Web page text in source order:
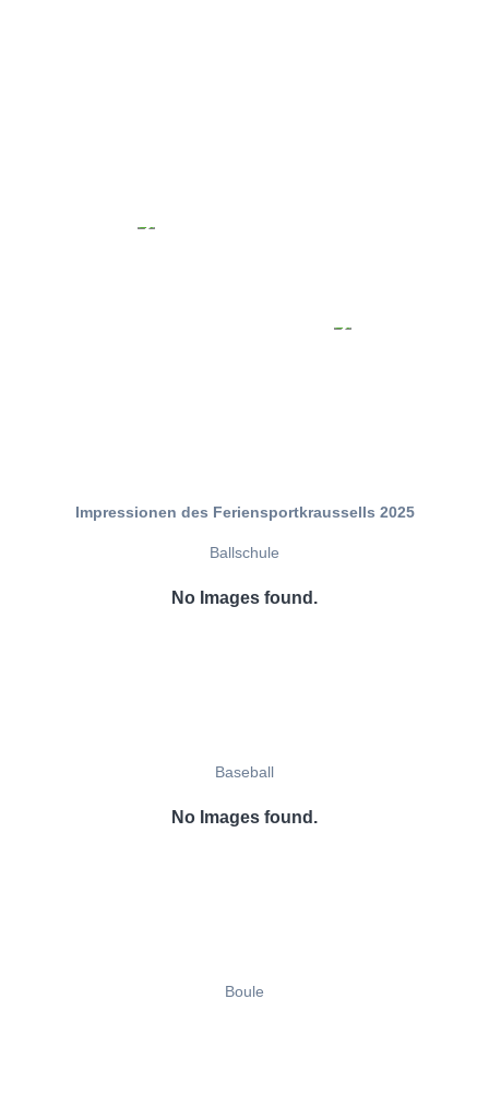
Impressionen des Feriensportkraussells 2025
Ballschule
No Images found.
Baseball
No Images found.
Boule